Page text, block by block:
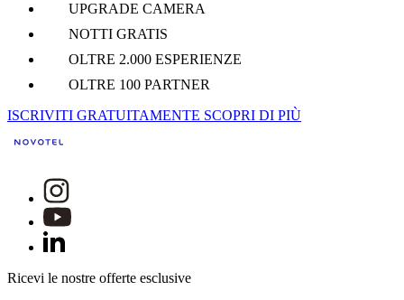
UPGRADE CAMERA
NOTTI GRATIS
OLTRE 2.000 ESPERIENZE
OLTRE 100 PARTNER
ISCRIVITI GRATUITAMENTE SCOPRI DI PIÙ
Ricevi le nostre offerte esclusive